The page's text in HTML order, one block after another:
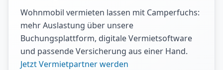
Wohnmobil vermieten lassen mit Camperfuchs:
mehr Auslastung über unsere
Buchungsplattform, digitale Vermietsoftware
und passende Versicherung aus einer Hand.
Jetzt Vermietpartner werden